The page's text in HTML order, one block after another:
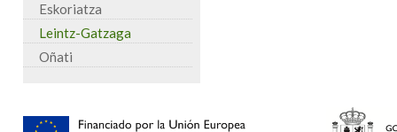
Eskoriatza
Leintz-Gatzaga
Oñati